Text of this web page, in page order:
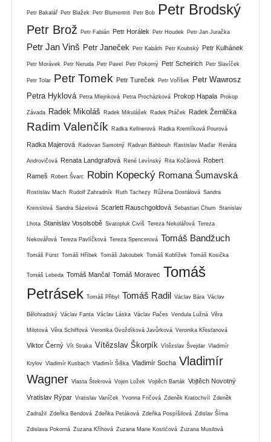
Petr Bakalář Petr Blažek Petr Blumentrit Petr Bob Petr Brodský
Petr Brož Petr Fabián Petr Horálek Petr Houdek Petr Jan Juračka
Petr Jan Vinš Petr Janeček Petr Kabáth Petr Koubský Petr Kulhánek
Petr Morávek Petr Neruda Petr Pavel Petr Pokorný Petr Scheirich Petr Slavíček
Petr Tolar Petr Tomek Petr Tureček Petr Voříšek
Petr Wawrosz
Petra Hyklová Petra Mlejnková Petra Procházková Prokop Hapala Prokop
Závada Radek Mikoláš Radek Mikulášek Radek Ptáček Radek Žemlička
Radim Valenčík Radka Kellnerová Radka Kremlíková Pourová
Radka Majerová Radovan Samotný Radvan Bahbouh Rastislav Maďar Renáta
Androvičová Renata Landgrafová René Levínský Rita Kočárová Robert
Rameš Robert Švarc Robin Kopecký Romana Šumavská
Rostislav Mach Rudolf Zahradník Ruth Tachezy Růžena Dostálová Sandra
Kreisslová Sandra Sázelová Scarlett Rauschgoldová Sebastian Chum Stanislav
Lhota Stanislav Vosolsobě Svatopluk Civiš Tereza Nekolářová Tereza
Nekovářová Tereza Pavlíčková Tereza Spencerová Tomáš Bandžuch
Tomáš Fürst Tomáš Hříbek Tomáš Jakoubek Tomáš Koblížek Tomáš Kosička
Tomáš Lebeda Tomáš Mančal Tomáš Moravec Tomáš
Petrásek Tomáš Přibyl Tomáš Radil Václav Bára Václav
Bělohradský Václav Fanta Václav Láska Václav Pačes Vendula Lužná Věra
Milotová Věra Schiffová Veronika Gvoždíková Javůrková Veronika Křesťanová
Viktor Černý Vít Straka Vítězslav Škorpík Vítězslav Švejdar Vladimír
Krylov Vladimír Kusbach Vladimír Šiška Vladimír Socha Vladimír
Wagner Vlasta Štekrová Vojen Ložek Vojtěch Barták Vojtěch Novotný
Vratislav Rýpar Vratislav Vaníček Yvonna Fričová Zdeněk Kratochvíl Zdeněk
Zadražil Zdeňka Bendová Zdeňka Petáková Zdeňka Pospíšilová Zdislav Šíma
Zdislava Pokorná Zuzana Kříhová Zuzana Marie Kostićová Zuzana Musilová